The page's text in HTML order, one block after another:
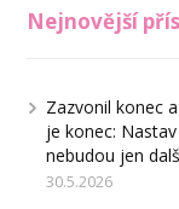
Nejnovější
Zazvonil konec
je konec:
nebudou jen
30.5.2026